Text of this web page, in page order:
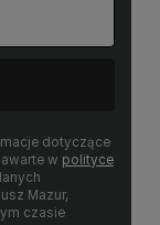
dotyczące
w polityce
Mazur,
czasie